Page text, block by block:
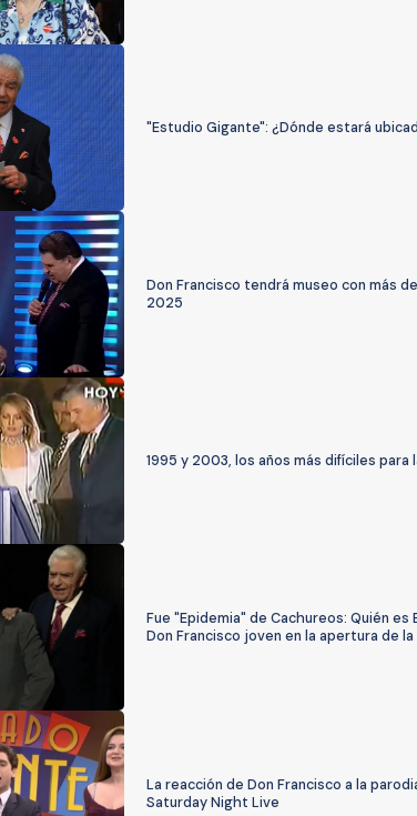
"Estudio Gigante": ¿Dónde estará
Don Francisco tendrá museo con más
2025
1995 y 2003, los años más difíciles para
Fue "Epidemia" de Cachureos: Quién
Don Francisco joven en la apertura de
La reacción de Don Francisco a la
Saturday Night Live